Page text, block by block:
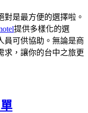
對是最方便的選擇啦。
提供多樣化的選
員可供協助。無論是商
求，讓你的台中之旅更